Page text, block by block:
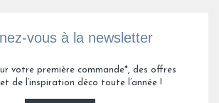
vous à la newsletter
votre première commande*, des offres
de l’inspiration déco toute l’année !